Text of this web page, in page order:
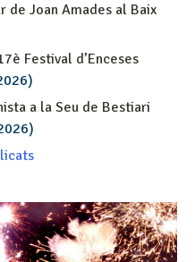
de Joan Amades al Baix
Festival d’Enceses
a la Seu de Bestiari